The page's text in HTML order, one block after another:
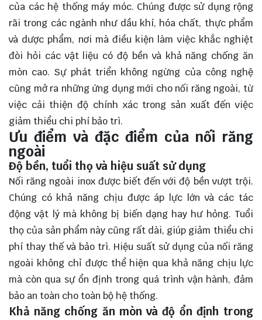
của các hệ thống máy móc. Chúng được sử dụng rộng
rãi trong các ngành như dầu khí, hóa chất, thực phẩm
và dược phẩm, nơi mà điều kiện làm việc khắc nghiệt
đòi hỏi các vật liệu có độ bền và khả năng chống ăn
mòn cao. Sự phát triển không ngừng của công nghệ
cũng mở ra những ứng dụng mới cho nối răng ngoài, từ
việc cải thiện độ chính xác trong sản xuất đến việc
giảm thiểu chi phí bảo trì.
Ưu điểm và đặc điểm của nối răng
ngoài
Độ bền, tuổi thọ và hiệu suất sử dụng
Nối răng ngoài inox được biết đến với độ bền vượt trội.
Chúng có khả năng chịu được áp lực lớn và các tác
động vật lý mà không bị biến dạng hay hư hỏng. Tuổi
thọ của sản phẩm này cũng rất dài, giúp giảm thiểu chi
phí thay thế và bảo trì. Hiệu suất sử dụng của nối răng
ngoài không chỉ được thể hiện qua khả năng chịu lực
mà còn qua sự ổn định trong quá trình vận hành, đảm
bảo an toàn cho toàn bộ hệ thống.
Khả năng chống ăn mòn và độ ổn định trong